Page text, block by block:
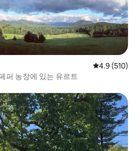
평점 4.9점(5
4.9 (510)
퍼 농장에 있는 유르트